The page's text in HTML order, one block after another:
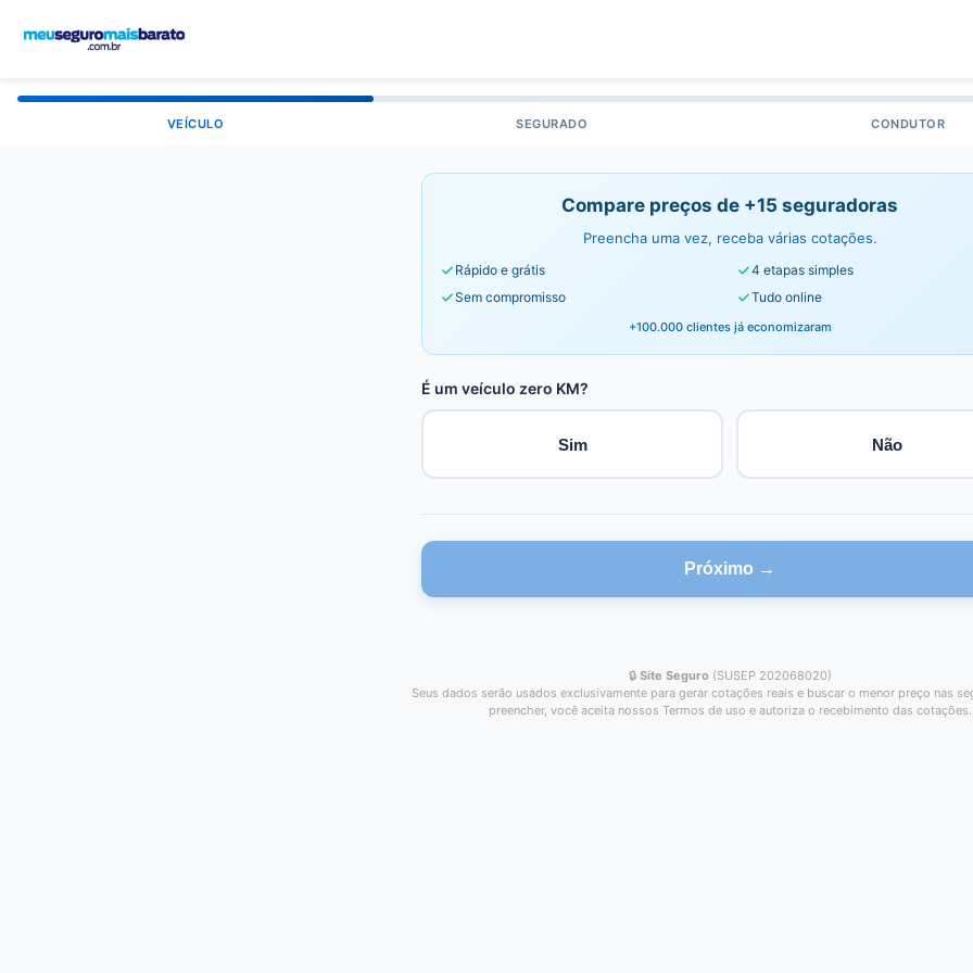
VEÍCULO SEGURADO CONDUTOR
Compare preços de +15 seguradoras
Preencha uma vez, receba várias cotações.
Rápido e grátis
4 etapas simples
Sem compromisso
Tudo online
+100.000 clientes já economizaram
É um veículo zero KM?
Sim Não
Próximo →
🔒 Site Seguro (SUSEP 202068020)
Seus dados serão usados exclusivamente para gerar cotações reais e buscar o menor preço nas
preencher, você aceita nossos Termos de uso e autoriza o recebimento das cotações.